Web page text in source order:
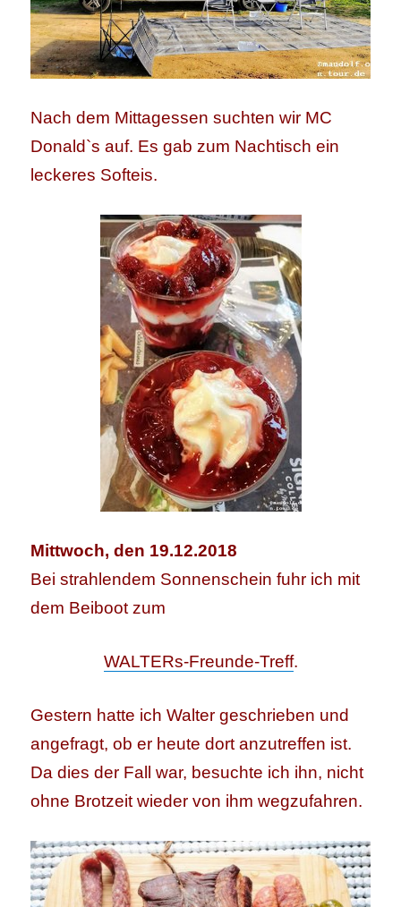
Nach dem Mittagessen suchten wir MC
Donald`s auf. Es gab zum Nachtisch ein
leckeres Softeis.
Mittwoch, den 19.12.2018
Bei strahlendem Sonnenschein fuhr ich mit
dem Beiboot zum
WALTERs-Freunde-Treff.
Gestern hatte ich Walter geschrieben und
angefragt, ob er heute dort anzutreffen ist.
Da dies der Fall war, besuchte ich ihn, nicht
ohne Brotzeit wieder von ihm wegzufahren.